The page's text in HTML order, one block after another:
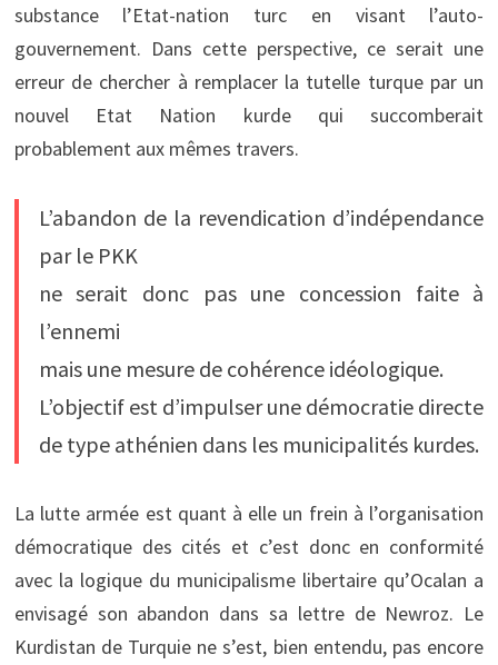
substance l’Etat-nation turc en visant l’auto-
gouvernement. Dans cette perspective, ce serait une
erreur de chercher à remplacer la tutelle turque par un
nouvel Etat Nation kurde qui succomberait
probablement aux mêmes travers.
L’abandon de la revendication d’indépendance
par le PKK
ne serait donc pas une concession faite à
l’ennemi
mais une mesure de cohérence idéologique.
L’objectif est d’impulser une démocratie directe
de type athénien dans les municipalités kurdes.
La lutte armée est quant à elle un frein à l’organisation
démocratique des cités et c’est donc en conformité
avec la logique du municipalisme libertaire qu’Ocalan a
envisagé son abandon dans sa lettre de Newroz. Le
Kurdistan de Turquie ne s’est, bien entendu, pas encore